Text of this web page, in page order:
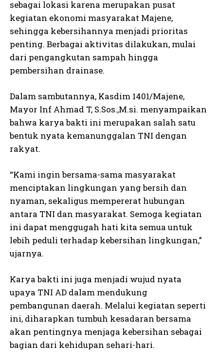
sebagai lokasi karena merupakan pusat
kegiatan ekonomi masyarakat Majene,
sehingga kebersihannya menjadi prioritas
penting. Berbagai aktivitas dilakukan, mulai
dari pengangkutan sampah hingga
pembersihan drainase.
Dalam sambutannya, Kasdim 1401/Majene,
Mayor Inf Ahmad T, S.Sos.,M.si. menyampaikan
bahwa karya bakti ini merupakan salah satu
bentuk nyata kemanunggalan TNI dengan
rakyat.
“Kami ingin bersama-sama masyarakat
menciptakan lingkungan yang bersih dan
nyaman, sekaligus mempererat hubungan
antara TNI dan masyarakat. Semoga kegiatan
ini dapat menggugah hati kita semua untuk
lebih peduli terhadap kebersihan lingkungan,”
ujarnya.
Karya bakti ini juga menjadi wujud nyata
upaya TNI AD dalam mendukung
pembangunan daerah. Melalui kegiatan seperti
ini, diharapkan tumbuh kesadaran bersama
akan pentingnya menjaga kebersihan sebagai
bagian dari kehidupan sehari-hari.